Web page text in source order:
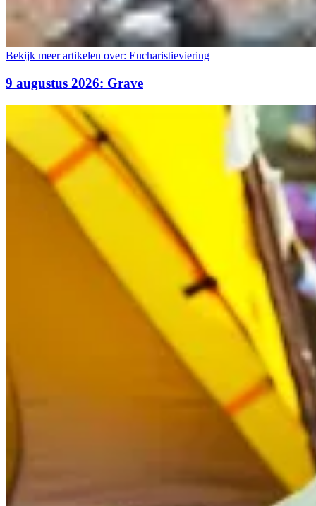
Bekijk meer artikelen over: Eucharistieviering
9 augustus 2026: Grave